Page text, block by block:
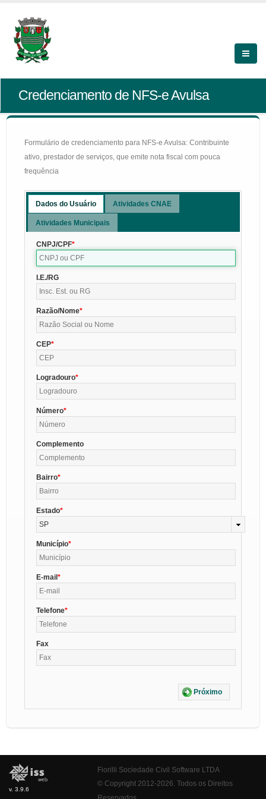
Credenciamento de NFS-e Avulsa
Formulário de credenciamento para NFS-e Avulsa: Contribuinte
ativo, prestador de serviços, que emite nota fiscal com pouca
frequência
Dados do Usuário Atividades CNAE
Atividades Municipais
CNPJ/CPF
I.E./RG
Razão/Nome
CEP
Logradouro
Número
Complemento
Bairro
Estado
SP
Município
E-mail
Telefone
Fax
Próximo
v. 3.9.6
Fiorilli Sociedade Civil Software LTDA
© Copyright 2012-2026. Todos os Direitos